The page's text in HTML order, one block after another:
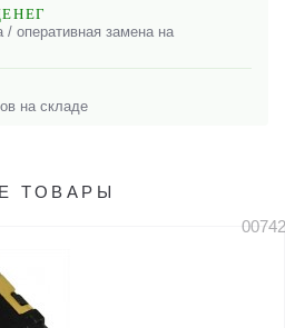
оперативная замена на
на складе
ТОВАРЫ